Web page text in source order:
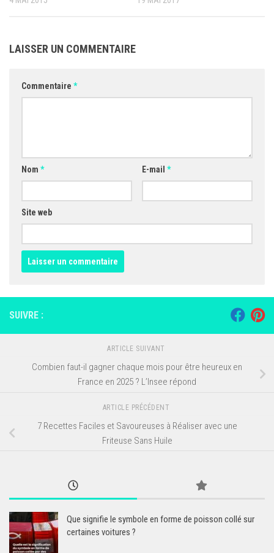
LAISSER UN COMMENTAIRE
Commentaire *
Nom * E-mail *
Site web
SUIVRE :
ARTICLE SUIVANT
Combien faut-il gagner chaque mois pour être heureux en
France en 2025 ? L’Insee répond
ARTICLE PRÉCÉDENT
7 Recettes Faciles et Savoureuses à Réaliser avec une
Friteuse Sans Huile
Que signifie le symbole en forme de poisson collé sur
certaines voitures ?